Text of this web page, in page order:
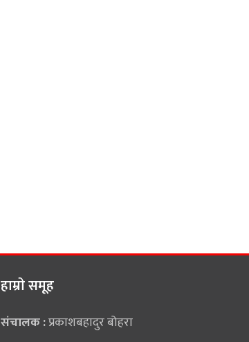
हाम्राे समूह
संचालक :प्रकाशबहादुर बोहरा